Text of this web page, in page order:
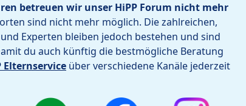
betreuen wir unser HiPP Forum nicht mehr
sind nicht mehr möglich. Die zahlreichen,
Experten bleiben jedoch bestehen und sind
du auch künftig die bestmögliche Beratung
Elternservice über verschiedene Kanäle jederzeit